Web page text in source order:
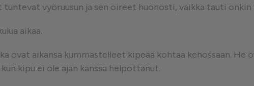
vyöruusun ja sen oireet huonosti, vaikka tauti onkin
aikaa.
ovat aikansa kummastelleet kipeää kohtaa kehossaan.
kipu ei ole ajan kanssa helpottanut.